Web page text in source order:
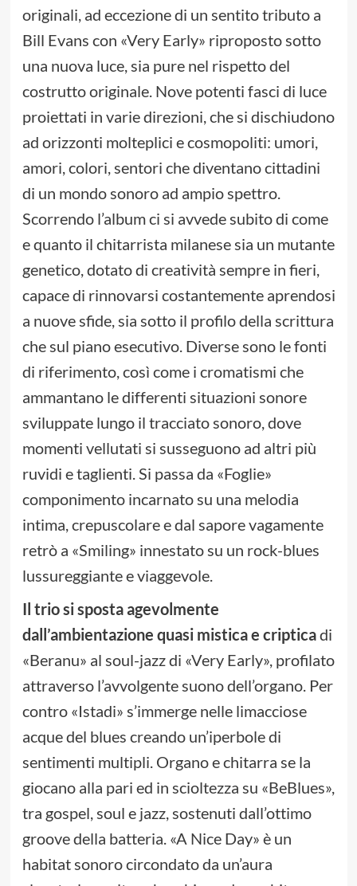
originali, ad eccezione di un sentito tributo a
Bill Evans con «Very Early» riproposto sotto
una nuova luce, sia pure nel rispetto del
costrutto originale. Nove potenti fasci di luce
proiettati in varie direzioni, che si dischiudono
ad orizzonti molteplici e cosmopoliti: umori,
amori, colori, sentori che diventano cittadini
di un mondo sonoro ad ampio spettro.
Scorrendo l’album ci si avvede subito di come
e quanto il chitarrista milanese sia un mutante
genetico, dotato di creatività sempre in fieri,
capace di rinnovarsi costantemente aprendosi
a nuove sfide, sia sotto il profilo della scrittura
che sul piano esecutivo. Diverse sono le fonti
di riferimento, così come i cromatismi che
ammantano le differenti situazioni sonore
sviluppate lungo il tracciato sonoro, dove
momenti vellutati si susseguono ad altri più
ruvidi e taglienti. Si passa da «Foglie»
componimento incarnato su una melodia
intima, crepuscolare e dal sapore vagamente
retrò a «Smiling» innestato su un rock-blues
lussureggiante e viaggevole.
Il trio si sposta agevolmente
dall’ambientazione quasi mistica e cripticadi
«Beranu» al soul-jazz di «Very Early», profilato
attraverso l’avvolgente suono dell’organo. Per
contro «Istadi» s’immerge nelle limacciose
acque del blues creando un’iperbole di
sentimenti multipli. Organo e chitarra se la
giocano alla pari ed in scioltezza su «BeBlues»,
tra gospel, soul e jazz, sostenuti dall’ottimo
groove della batteria. «A Nice Day» è un
habitat sonoro circondato da un’aura